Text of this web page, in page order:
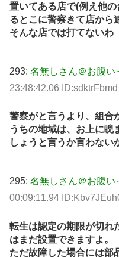
置いてある店で(例え他
るとこに警察きて店から
そんな店では打てないわ
293: 名無しさん＠お腹い
23:48:42.06 ID:sdktrFbmd
警察がと言うより、組合
うちの地域は、お上に睨
しょうと言うか言わない
295: 名無しさん＠お腹い
00:09:11.94
転生は認定の期限が切れ
はまだ設置できますよ。
ただ故障した場合には部